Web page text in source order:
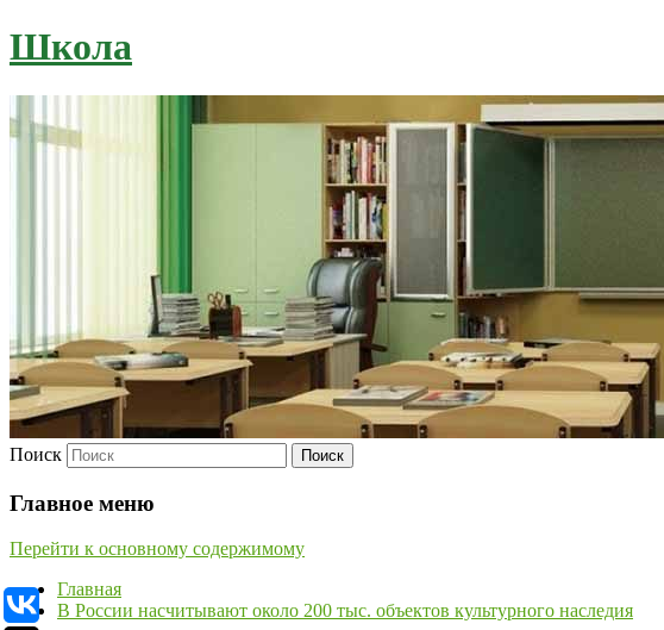
Школа
Поиск
Главное меню
Перейти к основному содержимому
Главная
В России насчитывают около 200 тыс. объектов культурного наследия